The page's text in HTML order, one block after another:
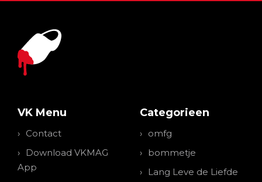
VK Menu
Contact
Download VKMAG
App
Categorieen
omfg
bommetje
Lang Leve de Liefde